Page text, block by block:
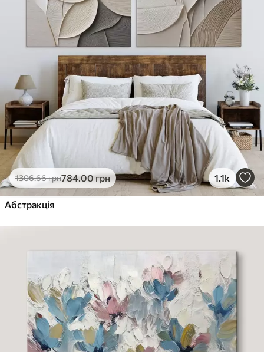
1306.66грн784.00грн 1.1k
Абстракція